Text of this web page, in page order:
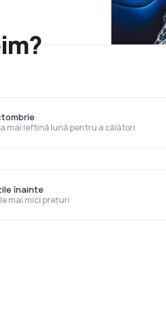
mai ieftină lună pentru a călători
mai mici prețuri
înainte